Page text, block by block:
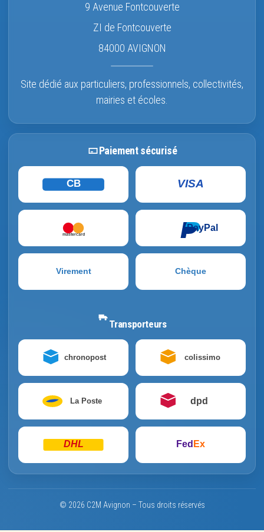
9 Avenue Fontcouverte
ZI de Fontcouverte
84000 AVIGNON
Site dédié aux particuliers, professionnels, collectivités,
mairies et écoles.
Paiement sécurisé
CB VISA
mastercard
PayPal
Virement Chèque
Transporteurs
chronopost colissimo
La Poste dpd
DHL Fed Ex
© 2026 C2M Avignon – Tous droits réservés